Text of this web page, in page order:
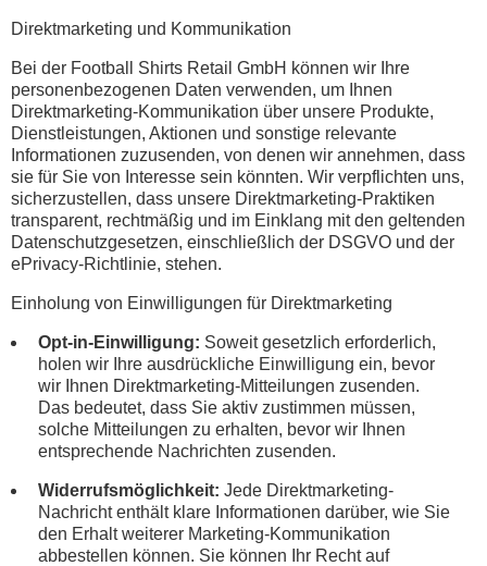
Direktmarketing und Kommunikation
Bei der Football Shirts Retail GmbH können wir Ihre
personenbezogenen Daten verwenden, um Ihnen
Direktmarketing-Kommunikation über unsere Produkte,
Dienstleistungen, Aktionen und sonstige relevante
Informationen zuzusenden, von denen wir annehmen, dass
sie für Sie von Interesse sein könnten. Wir verpflichten uns,
sicherzustellen, dass unsere Direktmarketing-Praktiken
transparent, rechtmäßig und im Einklang mit den geltenden
Datenschutzgesetzen, einschließlich der DSGVO und der
ePrivacy-Richtlinie, stehen.
Einholung von Einwilligungen für Direktmarketing
Opt-in-Einwilligung: Soweit gesetzlich erforderlich,
holen wir Ihre ausdrückliche Einwilligung ein, bevor
wir Ihnen Direktmarketing-Mitteilungen zusenden.
Das bedeutet, dass Sie aktiv zustimmen müssen,
solche Mitteilungen zu erhalten, bevor wir Ihnen
entsprechende Nachrichten zusenden.
Widerrufsmöglichkeit: Jede Direktmarketing-
Nachricht enthält klare Informationen darüber, wie Sie
den Erhalt weiterer Marketing-Kommunikation
abbestellen können. Sie können Ihr Recht auf